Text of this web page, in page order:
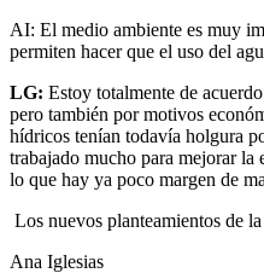
AI: El medio ambiente es muy
permiten hacer que el uso del
LG: Estoy totalmente de
pero también por motivos
hídricos tenían todavía holgura
trabajado mucho para mejorar
lo que hay ya poco margen de
Los nuevos planteamientos de
Ana Iglesias